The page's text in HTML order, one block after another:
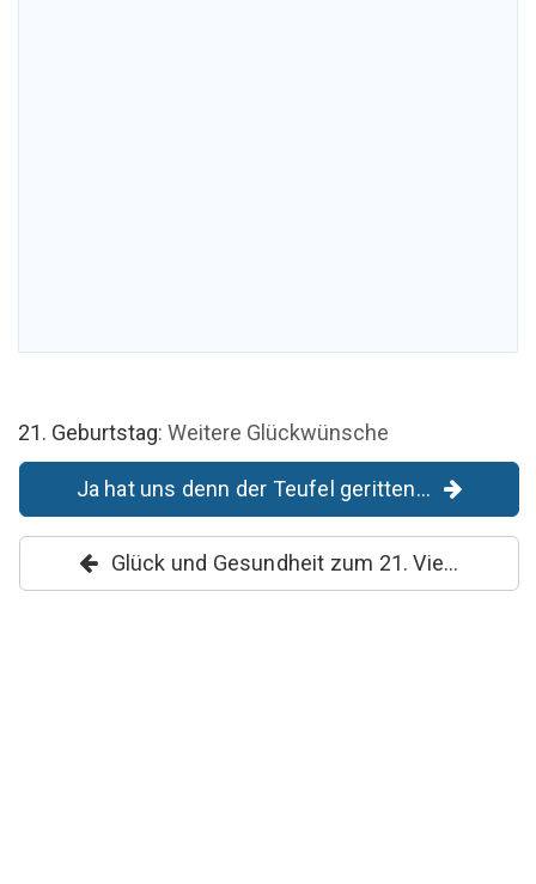
21. Geburtstag: Weitere Glückwünsche
Ja hat uns denn der Teufel geritten...
Glück und Gesundheit zum 21. Vie...